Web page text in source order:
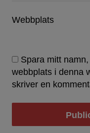
Webbplats
Spara mitt
webbplats i denna
skriver en